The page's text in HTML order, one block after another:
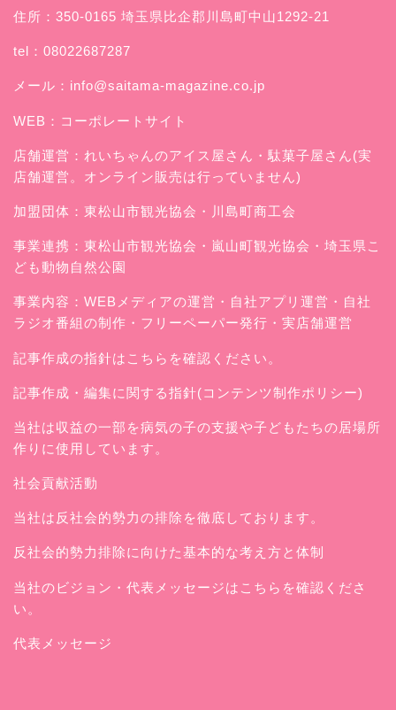
住所：350-0165 埼玉県比企郡川島町中山1292-21
tel：08022687287
メール： info@saitama-magazine.co.jp
WEB： コーポレートサイト
店舗運営： れいちゃんのアイス屋さん ・駄菓子屋さん(実
店舗運営。オンライン販売は行っていません)
加盟団体：東松山市観光協会・川島町商工会
事業連携：東松山市観光協会・嵐山町観光協会・埼玉県こ
ども動物自然公園
事業内容：WEBメディアの運営・自社アプリ運営・自社
ラジオ番組の制作・フリーペーパー発行・実店舗運営
記事作成の指針はこちらを確認ください。
記事作成・編集に関する指針(コンテンツ制作ポリシー)
当社は収益の一部を病気の子の支援や子どもたちの居場所
作りに使用しています。
社会貢献活動
当社は反社会的勢力の排除を徹底しております。
反社会的勢力排除に向けた基本的な考え方と体制
当社のビジョン・代表メッセージはこちらを確認くださ
い。
代表メッセージ